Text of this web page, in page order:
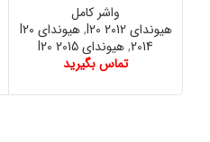
واشر کامل
هیوندای I20 2012
,
هیوندای I20
2014
,هیوندای I20 2015
تماس بگیرید